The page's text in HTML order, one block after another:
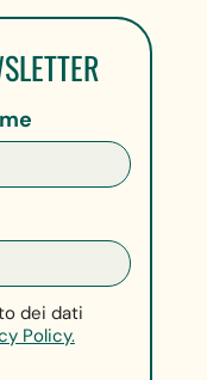
dei dati
Policy.